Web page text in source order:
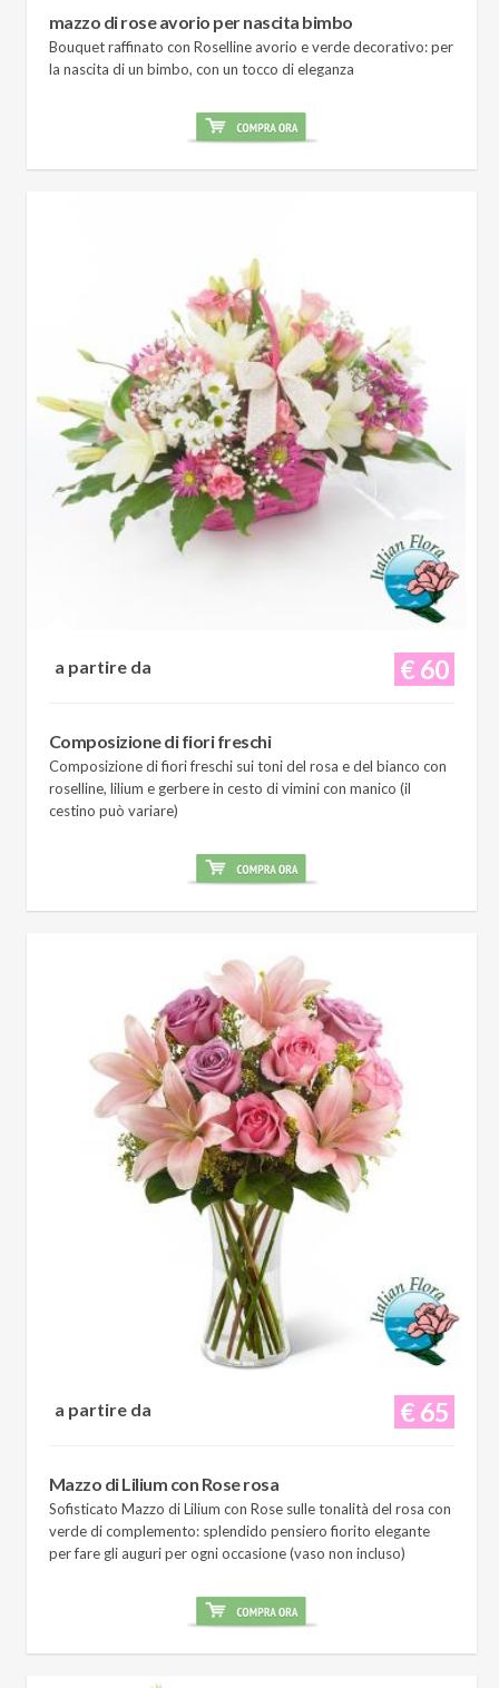
mazzo di rose avorio per nascita bimbo
Bouquet raffinato con Roselline avorio e verde decorativo: per
la nascita di un bimbo, con un tocco di eleganza
€ 60
a partire da
Composizione di fiori freschi
Composizione di fiori freschi sui toni del rosa e del bianco con
roselline, lilium e gerbere in cesto di vimini con manico (il
cestino può variare)
€ 65
a partire da
Mazzo di Lilium con Rose rosa
Sofisticato Mazzo di Lilium con Rose sulle tonalità del rosa con
verde di complemento: splendido pensiero fiorito elegante
per fare gli auguri per ogni occasione (vaso non incluso)